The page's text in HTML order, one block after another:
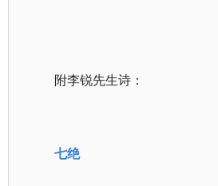
附李锐先生诗：
七绝